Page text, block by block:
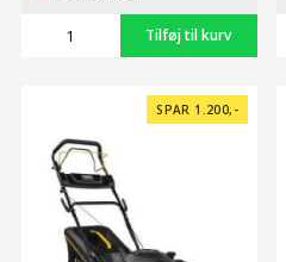
SPAR 1.200,-